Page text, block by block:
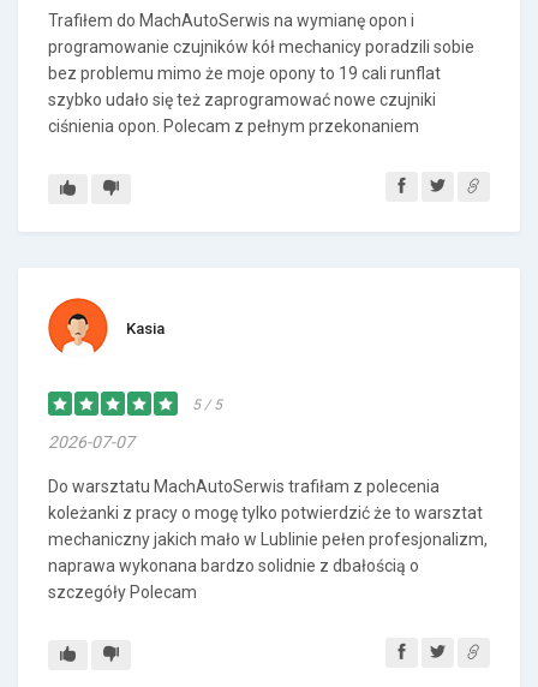
Trafiłem do MachAutoSerwis na wymianę opon i
programowanie czujników kół mechanicy poradzili sobie
bez problemu mimo że moje opony to 19 cali runflat
szybko udało się też zaprogramować nowe czujniki
ciśnienia opon. Polecam z pełnym przekonaniem
Kasia
5 / 5
2026-07-07
Do warsztatu MachAutoSerwis trafiłam z polecenia
koleżanki z pracy o mogę tylko potwierdzić że to warsztat
mechaniczny jakich mało w Lublinie pełen profesjonalizm,
naprawa wykonana bardzo solidnie z dbałością o
szczegóły Polecam